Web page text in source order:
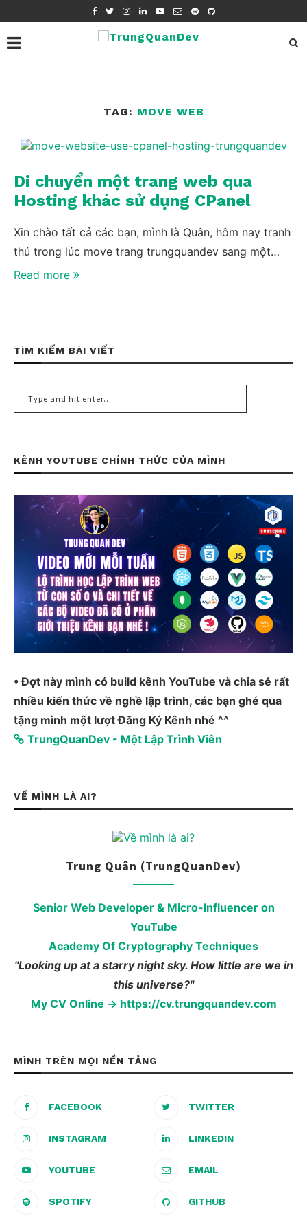
TAG: MOVE WEB
Di chuyển một trang web qua
Hosting khác sử dụng CPanel
Xin chào tất cả các bạn, mình là Quân, hôm nay tranh
thủ trong lúc move trang trungquandev sang một…
Read more
TÌM KIẾM BÀI VIẾT
KÊNH YOUTUBE CHÍNH THỨC CỦA MÌNH
• Đợt này mình có build kênh YouTube và chia sẻ rất
nhiều kiến thức về nghề lập trình, các bạn ghé qua
tặng mình một lượt Đăng Ký Kênh nhé ^^
TrungQuanDev - Một Lập Trình Viên
VỀ MÌNH LÀ AI?
Trung Quân (TrungQuanDev)
Senior Web Developer & Micro-Influencer on
YouTube
Academy Of Cryptography Techniques
"Looking up at a starry night sky. How little are we in
this universe?"
My CV Online → https://cv.trungquandev.com
MÌNH TRÊN MỌI NỀN TẢNG
FACEBOOK TWITTER
INSTAGRAM LINKEDIN
YOUTUBE EMAIL
SPOTIFY GITHUB